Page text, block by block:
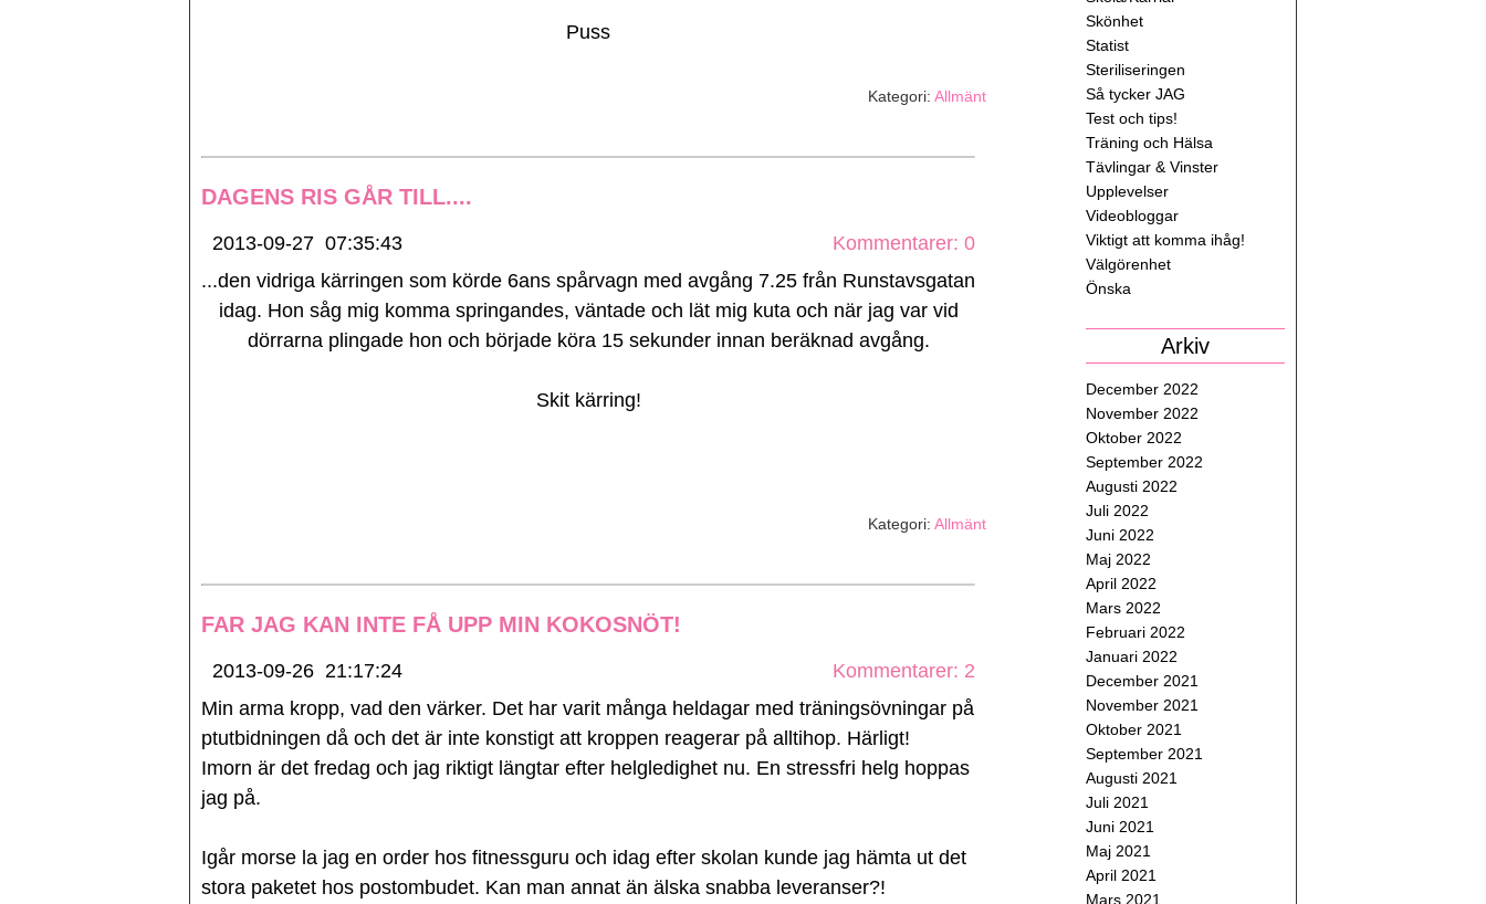
Puss
Kategori: Allmänt
DAGENS RIS GÅR TILL....
2013-09-27 07:35:43
Kommentarer: 0
...den vidriga kärringen som körde 6ans spårvagn med avgång 7.25 från Runstavsgatan
idag. Hon såg mig komma springandes, väntade och lät mig kuta och när jag var vid
dörrarna plingade hon och började köra 15 sekunder innan beräknad avgång.
Skit kärring!
Kategori: Allmänt
FAR JAG KAN INTE FÅ UPP MIN KOKOSNÖT!
2013-09-26 21:17:24
Kommentarer: 2
Min arma kropp, vad den värker. Det har varit många heldagar med träningsövningar på
ptutbidningen då och det är inte konstigt att kroppen reagerar på alltihop. Härligt!
Imorn är det fredag och jag riktigt längtar efter helgledighet nu. En stressfri helg hoppas
jag på.
Igår morse la jag en order hos fitnessguru och idag efter skolan kunde jag hämta ut det
stora paketet hos postombudet. Kan man annat än älska snabba leveranser?!
Skönhet
Statist
Steriliseringen
Så tycker JAG
Test och tips!
Träning och Hälsa
Tävlingar & Vinster
Upplevelser
Videobloggar
Viktigt att komma ihåg!
Välgörenhet
Önska
Arkiv
December 2022
November 2022
Oktober 2022
September 2022
Augusti 2022
Juli 2022
Juni 2022
Maj 2022
April 2022
Mars 2022
Februari 2022
Januari 2022
December 2021
November 2021
Oktober 2021
September 2021
Augusti 2021
Juli 2021
Juni 2021
Maj 2021
April 2021
Mars 2021